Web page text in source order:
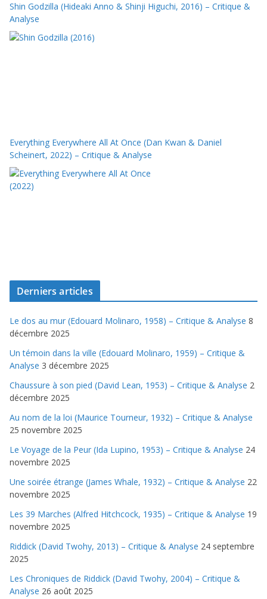
Shin Godzilla (Hideaki Anno & Shinji Higuchi, 2016) – Critique &
Analyse
Everything Everywhere All At Once (Dan Kwan & Daniel
Scheinert, 2022) – Critique & Analyse
Derniers articles
Le dos au mur (Edouard Molinaro, 1958) – Critique & Analyse 8
décembre 2025
Un témoin dans la ville (Edouard Molinaro, 1959) – Critique &
Analyse 3 décembre 2025
Chaussure à son pied (David Lean, 1953) – Critique & Analyse 2
décembre 2025
Au nom de la loi (Maurice Tourneur, 1932) – Critique & Analyse
25 novembre 2025
Le Voyage de la Peur (Ida Lupino, 1953) – Critique & Analyse 24
novembre 2025
Une soirée étrange (James Whale, 1932) – Critique & Analyse 22
novembre 2025
Les 39 Marches (Alfred Hitchcock, 1935) – Critique & Analyse 19
novembre 2025
Riddick (David Twohy, 2013) – Critique & Analyse 24 septembre
2025
Les Chroniques de Riddick (David Twohy, 2004) – Critique &
Analyse 26 août 2025